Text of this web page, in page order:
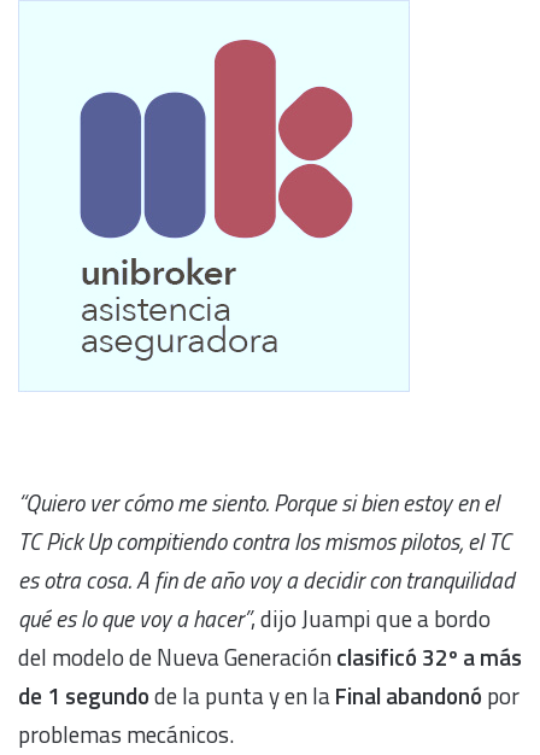
“Quiero ver cómo me siento. Porque si bien estoy en el
TC Pick Up compitiendo contra los mismos pilotos, el TC
es otra cosa. A fin de año voy a decidir con tranquilidad
qué es lo que voy a hacer”, dijo Juampi que a bordo
del modelo de Nueva Generaciónclasificó 32º a más
de 1 segundode la punta y en laFinal abandonó por
problemas mecánicos.